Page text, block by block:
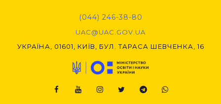
(044) 246-38-80
UAC@UAC.GOV.UA​​
УКРАЇНА, 01601, КИЇВ, БУЛ. ТАРАСА ШЕВЧЕНКА, 16